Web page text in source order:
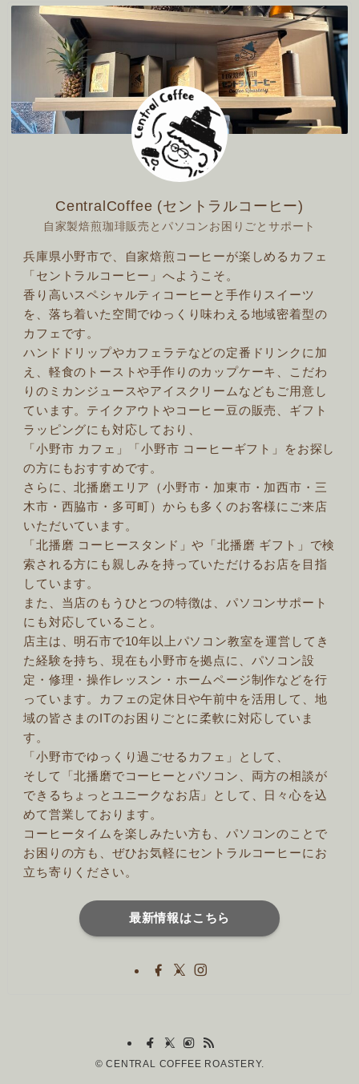
CentralCoffee (セントラルコーヒー)
自家製焙煎珈琲販売とパソコンお困りごとサポート
兵庫県小野市で、自家焙煎コーヒーが楽しめるカフェ
「セントラルコーヒー」へようこそ。
香り高いスペシャルティコーヒーと手作りスイーツ
を、落ち着いた空間でゆっくり味わえる地域密着型の
カフェです。
ハンドドリップやカフェラテなどの定番ドリンクに加
え、軽食のトーストや手作りのカップケーキ、こだわ
りのミカンジュースやアイスクリームなどもご用意し
ています。テイクアウトやコーヒー豆の販売、ギフト
ラッピングにも対応しており、
「小野市 カフェ」「小野市 コーヒーギフト」をお探し
の方にもおすすめです。
さらに、北播磨エリア（小野市・加東市・加西市・三
木市・西脇市・多可町）からも多くのお客様にご来店
いただいています。
「北播磨 コーヒースタンド」や「北播磨 ギフト」で検
索される方にも親しみを持っていただけるお店を目指
しています。
また、当店のもうひとつの特徴は、パソコンサポート
にも対応していること。
店主は、明石市で10年以上パソコン教室を運営してき
た経験を持ち、現在も小野市を拠点に、パソコン設
定・修理・操作レッスン・ホームページ制作などを行
っています。カフェの定休日や午前中を活用して、地
域の皆さまのITのお困りごとに柔軟に対応していま
す。
「小野市でゆっくり過ごせるカフェ」として、
そして「北播磨でコーヒーとパソコン、両方の相談が
できるちょっとユニークなお店」として、日々心を込
めて営業しております。
コーヒータイムを楽しみたい方も、パソコンのことで
お困りの方も、ぜひお気軽にセントラルコーヒーにお
立ち寄りください。
最新情報はこちら
© CENTRAL COFFEE ROASTERY.